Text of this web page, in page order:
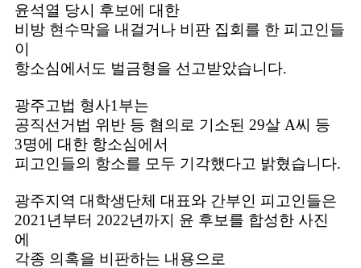
윤석열 당시 후보에 대한
비방 현수막을 내걸거나 비판 집회를 한 피고인들
이
항소심에서도 벌금형을 선고받았습니다.
광주고법 형사1부는
공직선거법 위반 등 혐의로 기소된 29살 A씨 등
3명에 대한 항소심에서
피고인들의 항소를 모두 기각했다고 밝혔습니다.
광주지역 대학생단체 대표와 간부인 피고인들은
2021년부터 2022년까지 윤 후보를 합성한 사진
에
각종 의혹을 비판하는 내용으로